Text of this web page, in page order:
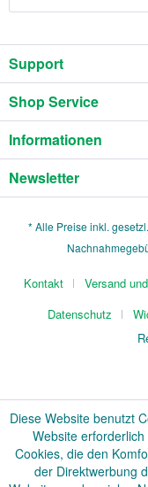
Support
Shop Service
Informationen
Newsletter
* Alle Preise inkl.
Kontakt Versand
Datenschutz
Diese Website benutzt
Website
Cookies, die den
der Direktwerbung